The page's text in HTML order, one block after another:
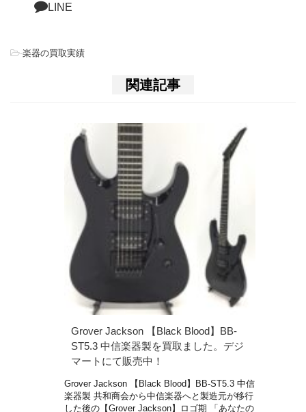
LINE
-楽器の買取実績
関連記事
Grover Jackson 【Black Blood】BB-
ST5.3 中信楽器製を買取ました。デジ
マートにて販売中！
Grover Jackson 【Black Blood】BB-ST5.3 中信
楽器製 共和商会から中信楽器へと製造元が移行
した後の【Grover Jackson】ロゴ期 「あなたの